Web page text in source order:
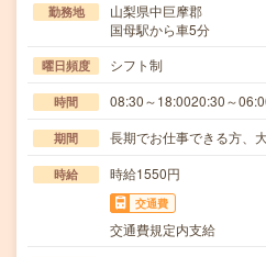
勤務地
山梨県中巨摩郡
国母駅から車5分
曜日頻度 シフト制
時間 08:30～18:0020:30～
期間 長期でお仕事できる方、
時給 時給1550円
交通費
交通費規定内支給